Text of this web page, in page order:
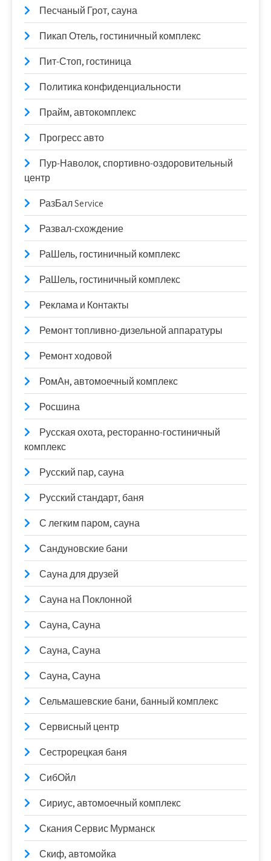
Песчаный Грот, сауна
Пикап Отель, гостиничный комплекс
Пит-Стоп, гостиница
Политика конфиденциальности
Прайм, автокомплекс
Прогресс авто
Пур-Наволок, спортивно-оздоровительный
центр
РазБал Service
Развал-схождение
РаШель, гостиничный комплекс
РаШель, гостиничный комплекс
Реклама и Контакты
Ремонт топливно-дизельной аппаратуры
Ремонт ходовой
РомАн, автомоечный комплекс
Росшина
Русская охота, ресторанно-гостиничный
комплекс
Русский пар, сауна
Русский стандарт, баня
С легким паром, сауна
Сандуновские бани
Сауна для друзей
Сауна на Поклонной
Сауна, Сауна
Сауна, Сауна
Сауна, Сауна
Сельмашевские бани, банный комплекс
Сервисный центр
Сестрорецкая баня
СибОйл
Сириус, автомоечный комплекс
Скания Сервис Мурманск
Скиф, автомойка